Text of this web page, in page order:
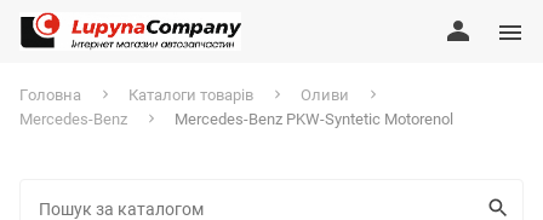
Головна Каталоги товарів
Оливи
Mercedes-Benz
Mercedes-Benz PKW-Syntetic Motorenol